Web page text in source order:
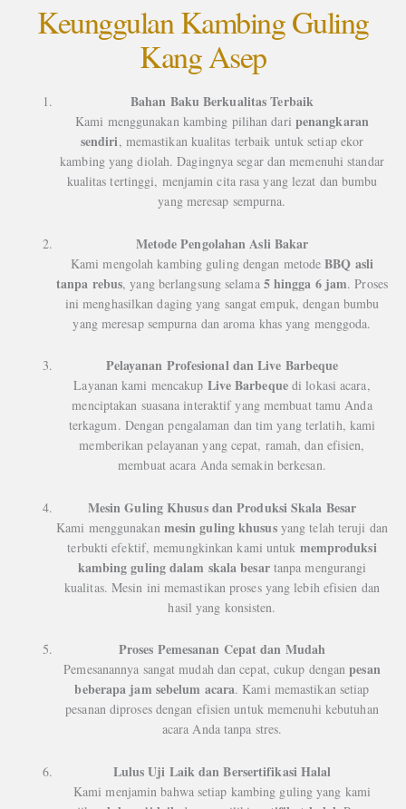
Keunggulan Kambing Guling
Kang Asep
Bahan Baku Berkualitas Terbaik
Kami menggunakan kambing pilihan dari penangkaran
sendiri, memastikan kualitas terbaik untuk setiap ekor
kambing yang diolah. Dagingnya segar dan memenuhi standar
kualitas tertinggi, menjamin cita rasa yang lezat dan bumbu
yang meresap sempurna.
Metode Pengolahan Asli Bakar
Kami mengolah kambing guling dengan metodeBBQ asli
tanpa rebus, yang berlangsung selama 5 hingga 6 jam. Proses
ini menghasilkan daging yang sangat empuk, dengan bumbu
yang meresap sempurna dan aroma khas yang menggoda.
Pelayanan Profesional dan Live Barbeque
Layanan kami mencakup Live Barbequedi lokasi acara,
menciptakan suasana interaktif yang membuat tamu Anda
terkagum. Dengan pengalaman dan tim yang terlatih, kami
memberikan pelayanan yang cepat, ramah, dan efisien,
membuat acara Anda semakin berkesan.
Mesin Guling Khusus dan Produksi Skala Besar
Kami menggunakan mesin guling khususyang telah teruji dan
terbukti efektif, memungkinkan kami untuk memproduksi
kambing guling dalam skala besartanpa mengurangi
kualitas. Mesin ini memastikan proses yang lebih efisien dan
hasil yang konsisten.
Proses Pemesanan Cepat dan Mudah
Pemesanannya sangat mudah dan cepat, cukup denganpesan
beberapa jam sebelum acara. Kami memastikan setiap
pesanan diproses dengan efisien untuk memenuhi kebutuhan
acara Anda tanpa stres.
Lulus Uji Laik dan Bersertifikasi Halal
Kami menjamin bahwa setiap kambing guling yang kami